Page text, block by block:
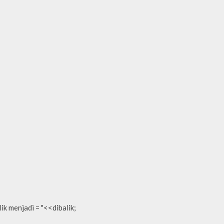
menjadi = "<<dibalik;